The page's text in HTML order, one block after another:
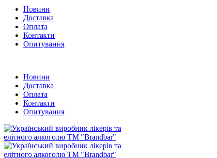
Новини
Доставка
Оплата
Контакти
Опитування
Новини
Доставка
Оплата
Контакти
Опитування